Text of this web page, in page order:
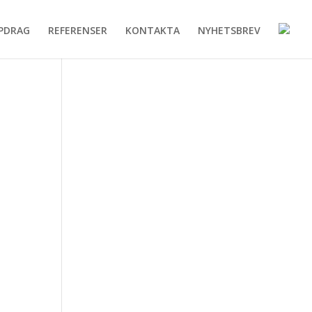
REFERENSER KONTAKTA NYHETSBREV